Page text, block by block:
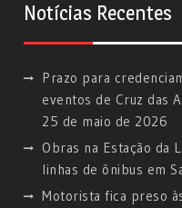
Notícias Recentes
Prazo para
eventos de Cruz das
25 de maio de 2026
Obras na Estação da
linhas de ônibus em
Motorista fica preso